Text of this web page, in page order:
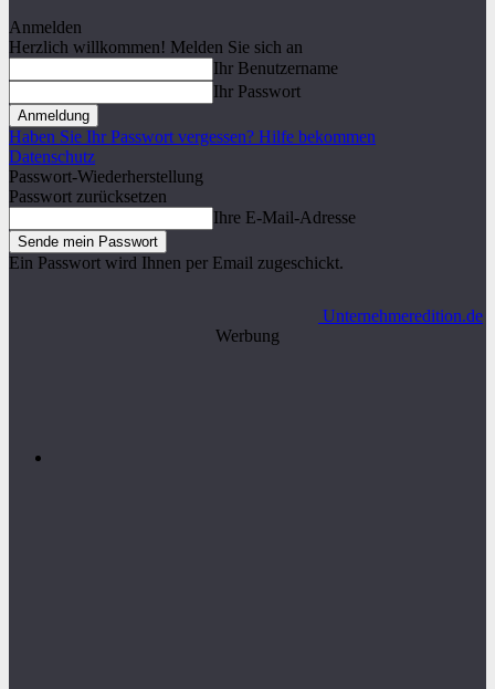
Anmelden
Herzlich willkommen! Melden Sie sich an
Ihr Benutzername
Ihr Passwort
Haben Sie Ihr Passwort vergessen? Hilfe bekommen
Datenschutz
Passwort-Wiederherstellung
Passwort zurücksetzen
Ihre E-Mail-Adresse
Ein Passwort wird Ihnen per Email zugeschickt.
Unternehmeredition.de
Werbung